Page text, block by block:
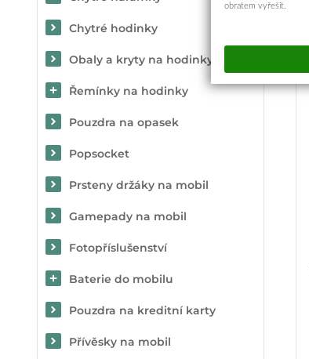
Chytré hodinky
Obaly a kryty na hodinky
Řemínky na hodinky
Pouzdra na opasek
Popsocket
Prsteny držáky na mobil
Gamepady na mobil
Fotopříslušenství
Baterie do mobilu
Pouzdra na kreditní karty
Přívěsky na mobil
obratem vyřešit.